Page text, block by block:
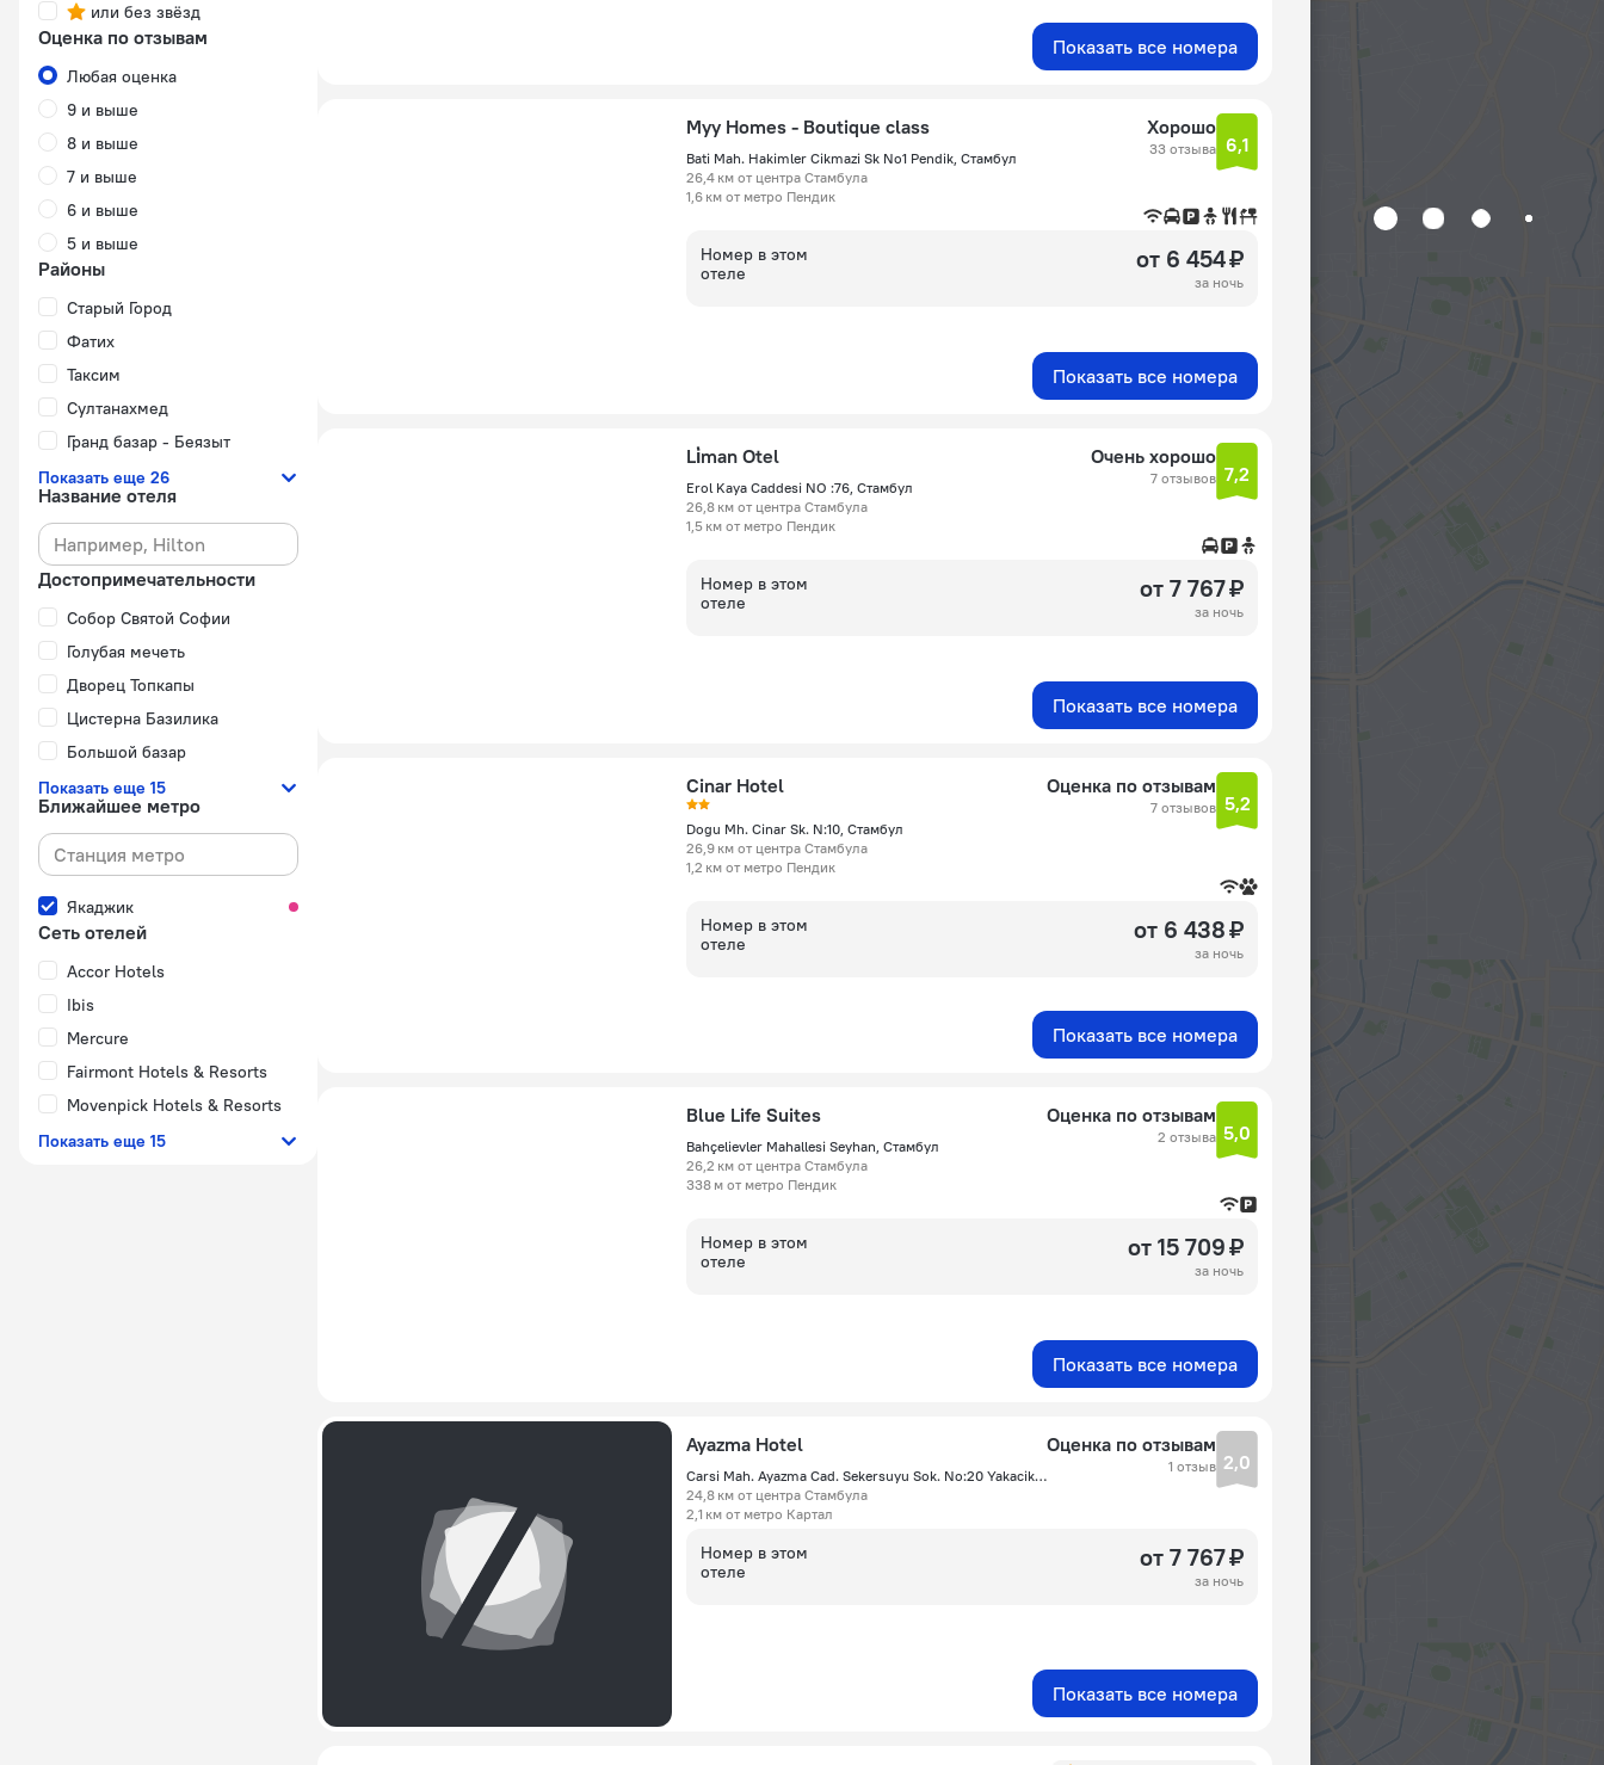
или без звёзд
Оценка по отзывам
Любая оценка
9 и выше
8 и выше
7 и выше
6 и выше
5 и выше
Районы
Старый Город
Фатих
Таксим
Султанахмед
Гранд базар - Беязыт
Показать еще 26
Название отеля
Достопримечательности
Собор Святой Софии
Голубая мечеть
Дворец Топкапы
Цистерна Базилика
Большой базар
Показать еще 15
Ближайшее метро
Якаджик
Сеть отелей
Accor Hotels
Ibis
Mercure
Fairmont Hotels & Resorts
Movenpick Hotels & Resorts
Показать еще 15
Показать все номера
Myy Homes - Boutique class
Bati Mah. Hakimler Cikmazi Sk No1 Pendik, Стамбул
26,4 км от центра Стамбула
1,6 км от метро Пендик
Хорошо
33 отзыва 6,1
Номер в этом
отеле
от 6 454 ₽
за ночь
Показать все номера
Li̇man Otel
Erol Kaya Caddesi NO :76, Стамбул
26,8 км от центра Стамбула
1,5 км от метро Пендик
Очень хорошо
7 отзывов 7,2
Номер в этом
отеле
от 7 767 ₽
за ночь
Показать все номера
Cinar Hotel
Dogu Mh. Cinar Sk. N:10, Стамбул
26,9 км от центра Стамбула
1,2 км от метро Пендик
Оценка по отзывам
7 отзывов 5,2
Номер в этом
отеле
от 6 438 ₽
за ночь
Показать все номера
Blue Life Suites
Bahçelievler Mahallesi Seyhan, Стамбул
26,2 км от центра Стамбула
338 м от метро Пендик
Оценка по отзывам
2 отзыва 5,0
Номер в этом
отеле
от 15 709 ₽
за ночь
Показать все номера
Ayazma Hotel
Carsi Mah. Ayazma Cad. Sekersuyu Sok. No:20 Yakacik Kartal, Стамбул
24,8 км от центра Стамбула
2,1 км от метро Картал
Оценка по отзывам
1 отзыв 2,0
Номер в этом
отеле
от 7 767 ₽
за ночь
Показать все номера